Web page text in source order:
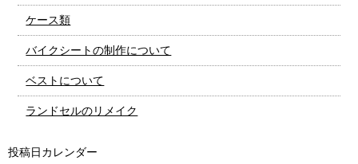
ケース類
バイクシートの制作について
ベストについて
ランドセルのリメイク
投稿日カレンダー